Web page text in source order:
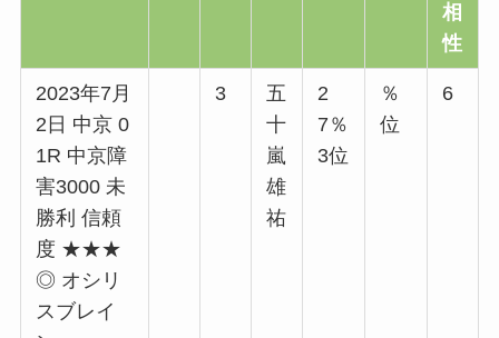
相
性
2023年7月
2日 中京 0
1R 中京障
害3000 未
勝利 信頼
度 ★★★
◎ オシリ
スブレイ
3
五
十
嵐
雄
祐
2
7％
3位
％
位
6